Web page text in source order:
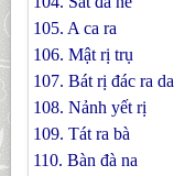
105. A ca ra
106. Mật rị trụ
107. Bát rị đác ra da
108. Nảnh yết rị
109. Tát ra bà
110. Bàn đà na